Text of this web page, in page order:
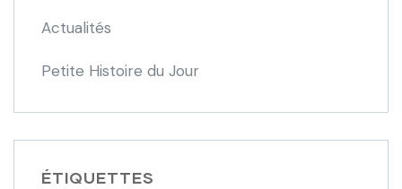
Actualités
Petite Histoire du Jour
ÉTIQUETTES